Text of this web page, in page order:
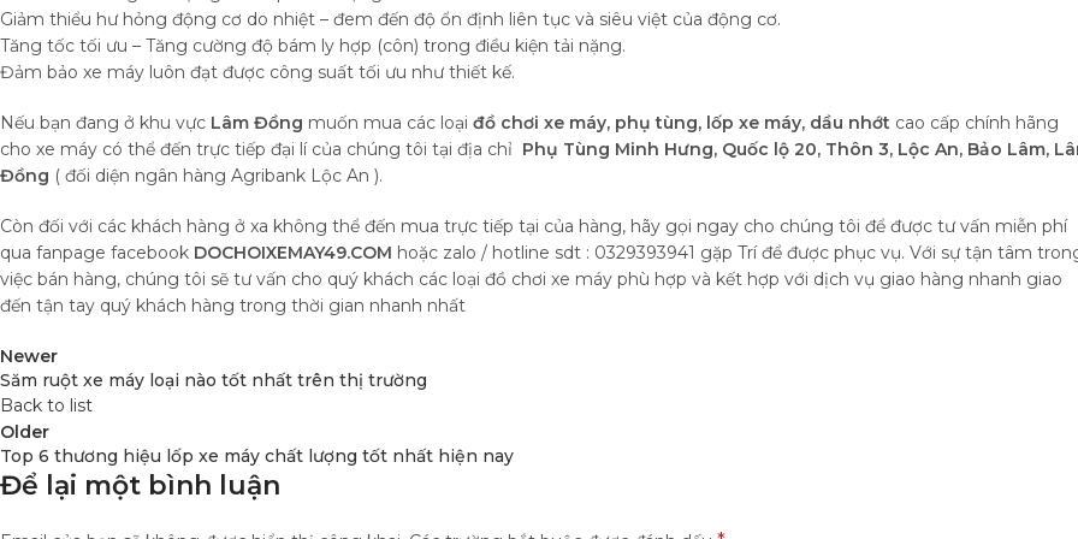
Giảm thiểu hư hỏng động cơ do nhiệt – đem đến độ ổn định liên tục và siêu việt của động cơ.
Tăng tốc tối ưu – Tăng cường độ bám ly hợp (côn) trong điều kiện tải nặng.
Đảm bảo xe máy luôn đạt được công suất tối ưu như thiết kế.
Nếu bạn đang ở khu vực Lâm Đồng muốn mua các loại đồ chơi xe máy, phụ tùng, lốp xe máy, dầu nhớt cao cấp chính hãng
cho xe máy có thể đến trực tiếp đại lí của chúng tôi tại địa chỉ Phụ Tùng Minh Hưng, Quốc lộ 20, Thôn 3, Lộc An, Bảo Lâm,
Đồng ( đối diện ngân hàng Agribank Lộc An ).
Còn đối với các khách hàng ở xa không thể đến mua trực tiếp tại của hàng, hãy gọi ngay cho chúng tôi để được tư vấn miễn phí
qua fanpage facebook DOCHOIXEMAY49.COM hoặc zalo / hotline sdt : 0329393941 gặp Trí để được phục vụ. Với sự tận tâm
việc bán hàng, chúng tôi sẽ tư vấn cho quý khách các loại đồ chơi xe máy phù hợp và kết hợp với dịch vụ giao hàng nhanh giao
đến tận tay quý khách hàng trong thời gian nhanh nhất
Newer
Săm ruột xe máy loại nào tốt nhất trên thị trường
Back to list
Older
Top 6 thương hiệu lốp xe máy chất lượng tốt nhất hiện nay
Để lại một bình luận